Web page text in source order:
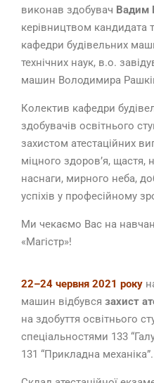
виконав здобувач Вадим
керівництвом кандидата
кафедри будівельних
технічних наук, в.о.
машин Володимира
Колектив кафедри
здобувачів освітнього
захистом атестаційних
міцного здоров’я, щастя,
наснаги, мирного неба,
успіхів у професійному
Ми чекаємо Вас на
«Магістр»!
22–24 червня 2021 року
машин відбувся захист
на здобуття освітнього
спеціальностями 133
131 “Прикладна механіка”.